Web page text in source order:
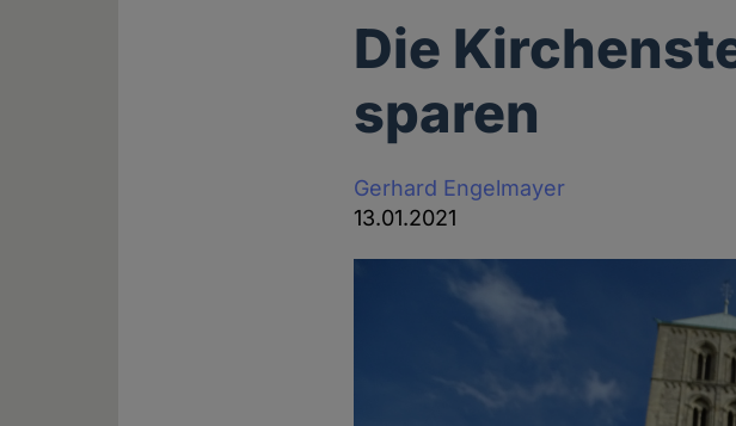
Die
sparen
Gerhard Engelmayer
13.01.2021